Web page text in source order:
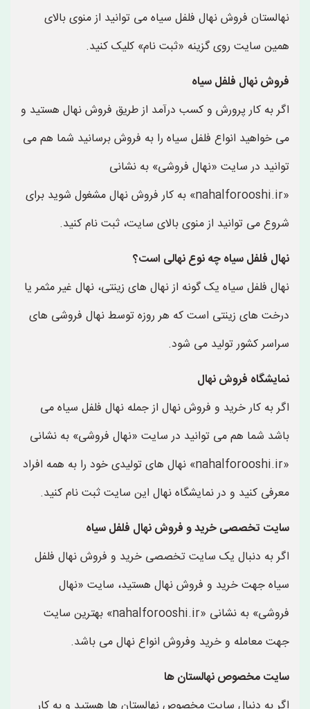
نهالستان فروش نهال فلفل سیاه می توانید از منوی بالای
همین سایت روی گزینه «ثبت نام» کلیک کنید.
فروش نهال فلفل سیاه
اگر به کار پرورش و کسب درآمد از طریق فروش نهال هستید و
می خواهید انواع فلفل سیاه را به فروش برسانید شما هم می
توانید در سایت «نهال فروشی» به نشانی
«nahalforooshi.ir» به کار فروش نهال مشغول شوید برای
شروع می توانید از منوی بالای سایت، ثبت نام کنید.
نهال فلفل سیاه چه نوع نهالی است؟
نهال فلفل سیاه یک گونه از نهال های زینتی، نهال غیر مثمر یا
درخت های زینتی است که هر روزه توسط نهال فروشی های
سراسر کشور تولید می شود.
نمایشگاه فروش نهال
اگر به کار خرید و فروش نهال از جمله نهال فلفل سیاه می
باشد شما هم می توانید در سایت «نهال فروشی» به نشانی
«nahalforooshi.ir» نهال های تولیدی خود را به همه افراد
معرفی کنید و در نمایشگاه نهال این سایت ثبت نام کنید.
سایت تخصصی خرید و فروش نهال فلفل سیاه
اگر به دنبال یک سایت تخصصی خرید و فروش نهال فلفل
سیاه جهت خرید و فروش نهال هستید، سایت «نهال
فروشی» به نشانی «nahalforooshi.ir» بهترین سایت
جهت معامله و خرید وفروش انواع نهال می باشد.
سایت مخصوص نهالستان ها